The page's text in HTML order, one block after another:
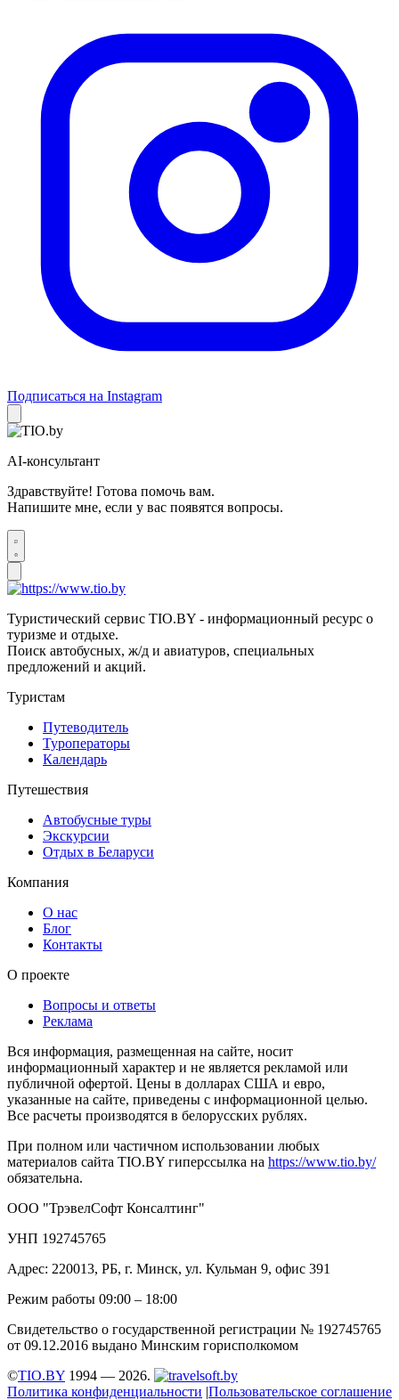
Подписаться на Instagram
AI-консультант
Здравствуйте! Готова помочь вам.
Напишите мне, если у вас появятся вопросы.
Туристический сервис TIO.BY - информационный ресурс о
туризме и отдыхе.
Поиск автобусных, ж/д и авиатуров, специальных
предложений и акций.
Туристам
Путеводитель
Туроператоры
Календарь
Путешествия
Автобусные туры
Экскурсии
Отдых в Беларуси
Компания
О нас
Блог
Контакты
О проекте
Вопросы и ответы
Реклама
Вся информация, размещенная на сайте, носит
информационный характер и не является рекламой или
публичной офертой. Цены в долларах США и евро,
указанные на сайте, приведены с информационной целью.
Все расчеты производятся в белорусских рублях.
При полном или частичном использовании любых
материалов сайта TIO.BY гиперссылка на https://www.tio.by/
обязательна.
ООО "ТрэвелСофт Консалтинг"
УНП 192745765
Адрес: 220013, РБ, г. Минск, ул. Кульман 9, офис 391
Режим работы 09:00 – 18:00
Свидетельство о государственной регистрации № 192745765
от 09.12.2016 выдано Минским горисполкомом
©TIO.BY 1994 — 2026.
Политика конфиденциальности |Пользовательское соглашение